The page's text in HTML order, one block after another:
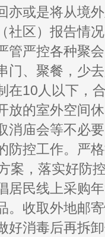
亦或是将从境
社区）报告情
管严控各种聚
门、聚餐，少
在10人以下，
放的室外空间
消庙会等不必
防控工作。严
案，落实好防
居民线上采购
。收取外地邮
好消毒后再拆